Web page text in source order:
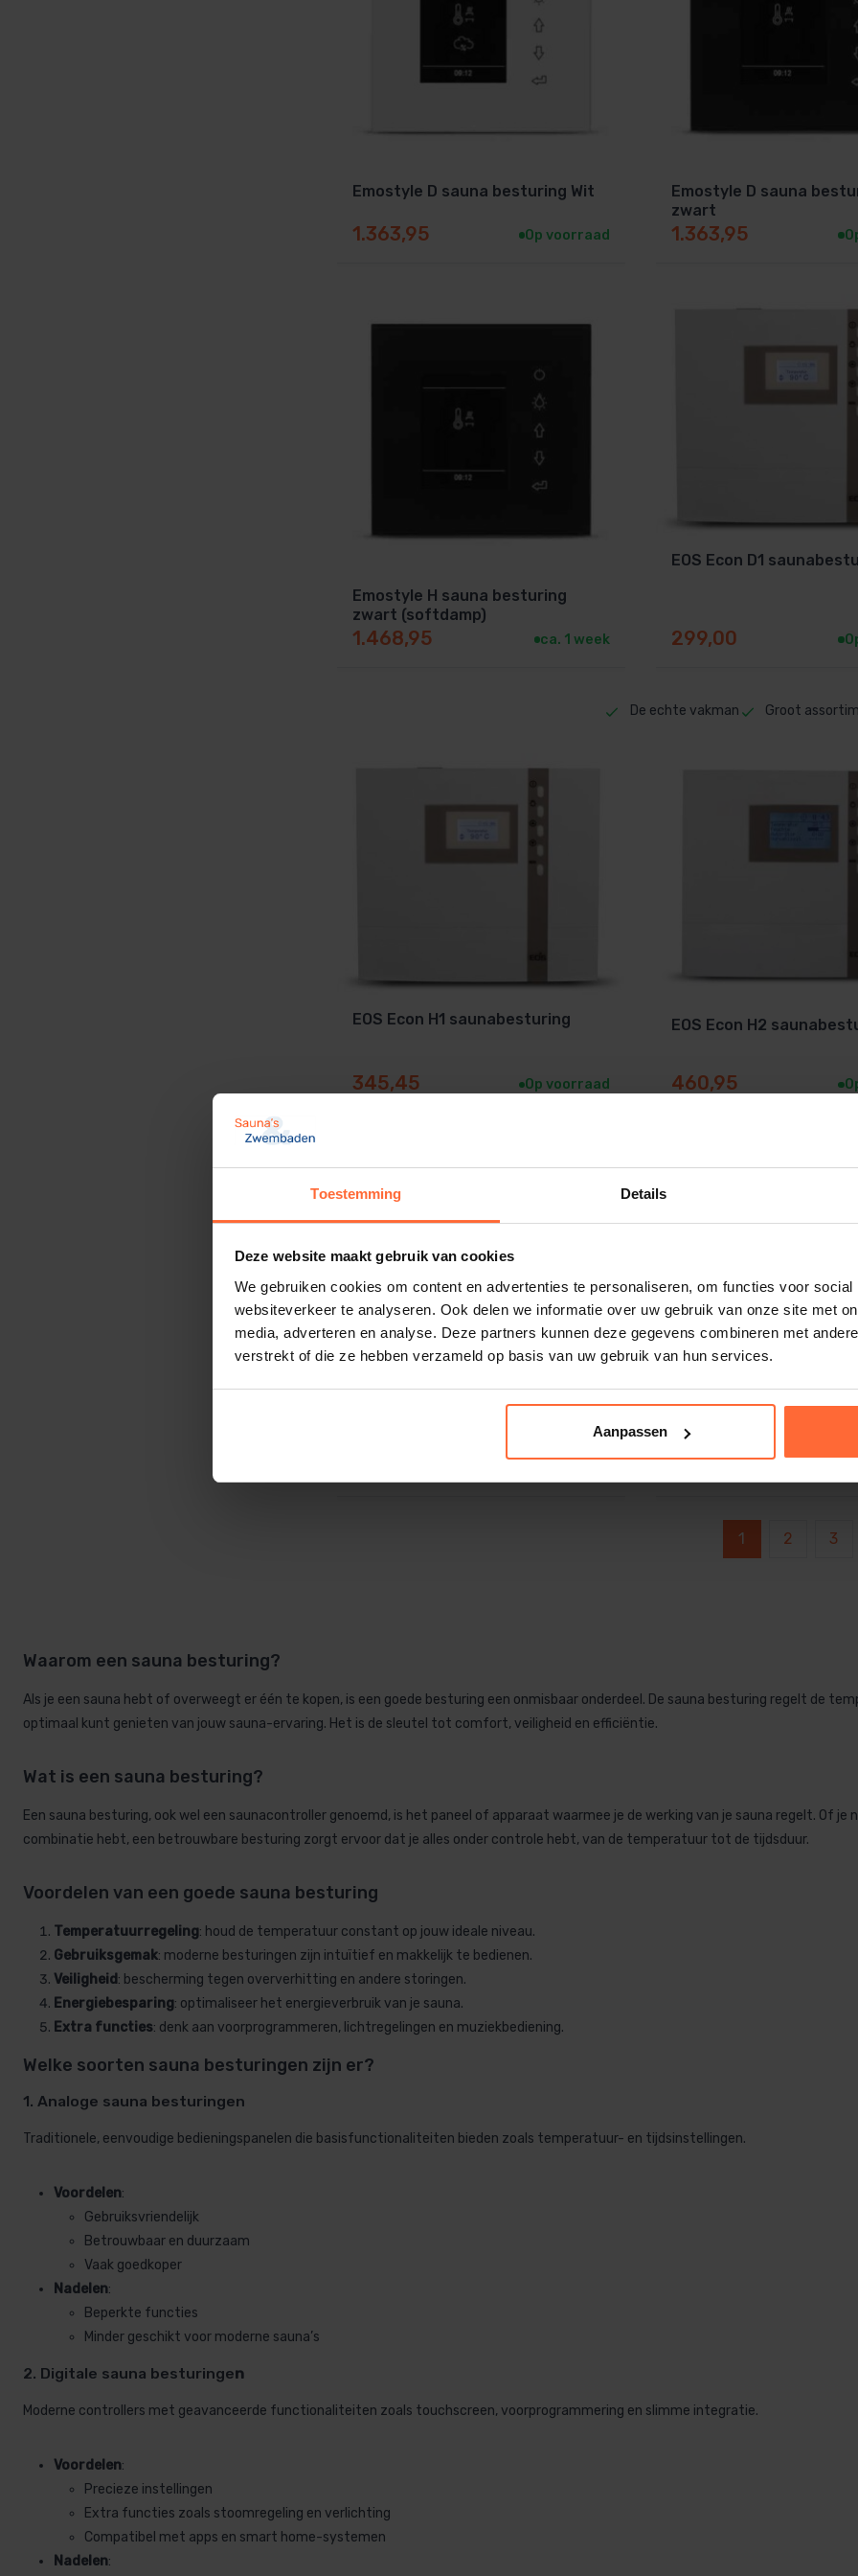
Toestemming Details
Deze website maakt gebruik van cookies
We gebruiken cookies om content en advertenties te personaliseren, om functies voor social
websiteverkeer te analyseren. Ook delen we informatie over uw gebruik van onze site met
media, adverteren en analyse. Deze partners kunnen deze gegevens combineren met
verstrekt of die ze hebben verzameld op basis van uw gebruik van hun services.
Aanpassen
Emostyle D sauna besturing Wit
1.363,95 Op voorraad
Emostyle D sauna
zwart
1.363,95
Emostyle H sauna besturing
zwart (softdamp)
1.468,95 ca. 1 week
EOS Econ D1
299,00
De echte vakman Groot
EOS Econ H1 saunabesturing
345,45 Op voorraad
EOS Econ H2
460,95
EOS KNX module
712,95
1 2 3
Waarom een sauna besturing?
Als je een sauna hebt of overweegt er één te kopen, is een goede besturing een onmisbaar onderdeel. De sauna besturing regelt de
optimaal kunt genieten van jouw sauna-ervaring. Het is de sleutel tot comfort, veiligheid en efficiëntie.
Wat is een sauna besturing?
Een sauna besturing, ook wel een saunacontroller genoemd, is het paneel of apparaat waarmee je de werking van je sauna regelt. Of
combinatie hebt, een betrouwbare besturing zorgt ervoor dat je alles onder controle hebt, van de temperatuur tot de tijdsduur.
Voordelen van een goede sauna besturing
Temperatuurregeling: houd de temperatuur constant op jouw ideale niveau.
Gebruiksgemak: moderne besturingen zijn intuïtief en makkelijk te bedienen.
Veiligheid : bescherming tegen oververhitting en andere storingen.
Energiebesparing: optimaliseer het energieverbruik van je sauna.
Extra functies: denk aan voorprogrammeren, lichtregelingen en muziekbediening.
Welke soorten sauna besturingen zijn er?
1. Analoge sauna besturingen
Traditionele, eenvoudige bedieningspanelen die basisfunctionaliteiten bieden zoals temperatuur- en tijdsinstellingen.
Voordelen:
Gebruiksvriendelijk
Betrouwbaar en duurzaam
Vaak goedkoper
Nadelen:
Beperkte functies
Minder geschikt voor moderne sauna’s
2. Digitale sauna besturingen
Moderne controllers met geavanceerde functionaliteiten zoals touchscreen, voorprogrammering en slimme integratie.
Voordelen:
Precieze instellingen
Extra functies zoals stoomregeling en verlichting
Compatibel met apps en smart home-systemen
Nadelen: